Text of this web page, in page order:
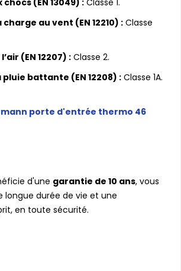
au vent (EN 12210) : Classe
(EN 12207) : Classe 2.
battante (EN 12208) : Classe 1A.
porte d'entrée thermo 46
d'une garantie de 10 ans, vous
longue durée de vie et une
en toute sécurité.